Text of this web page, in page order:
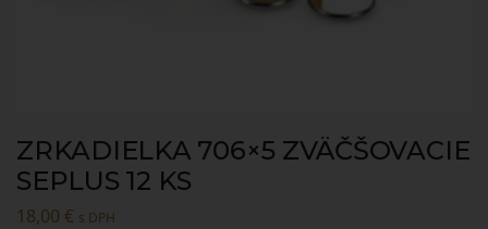
ZRKADIELKA 706×5 ZVÄČŠOVACIE
SEPLUS 12 KS
18,00 € s DPH